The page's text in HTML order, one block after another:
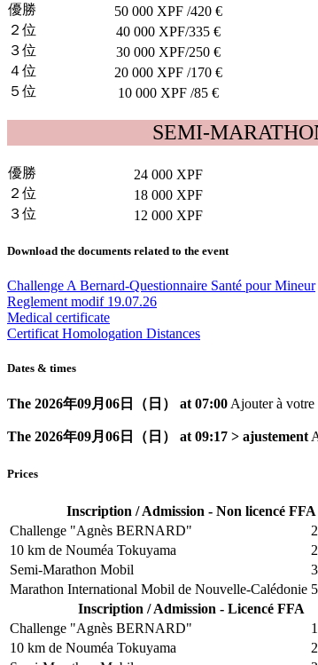
優勝 50 000 XPF /420 €
２位
40 000 XPF/335 €
３位
30 000 XPF/250 €
４位
20 000 XPF/170 €
５位
10 000 XPF /85 €
SEMI-
優勝 24 000 XPF
２位
18 000 XPF
３位
12 000 XPF
Download the documents related to the event
Challenge A Bernard-Questionnaire Santé pour Mineur
Reglement modif 19.07.26
Medical certificate
Certificat Homologation Distances
Dates & times
The 2026年09月06日（日） at 07:00 Ajouter à votre
The 2026年09月06日（日） at 09:17 > ajustement
Prices
Inscription / Admission - Non licencé FFA
Challenge "Agnès BERNARD"
10 km de Nouméa Tokuyama
Semi-Marathon Mobil
Marathon International Mobil de Nouvelle-Calédonie
Inscription / Admission - Licencé FFA
Challenge "Agnès BERNARD"
10 km de Nouméa Tokuyama